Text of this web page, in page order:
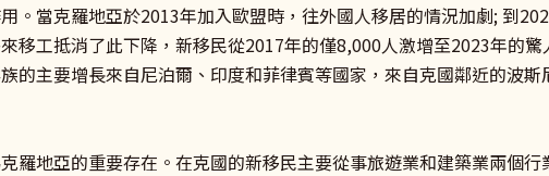
。當克羅地亞於2013年加入歐盟時，往外國人移居的情況加劇; 到
移工抵消了此下降，新移民從2017年的僅8,000人激增至2023年的
的主要增長來自尼泊爾、印度和菲律賓等國家，來自克國鄰近的波
羅地亞的重要存在。在克國的新移民主要從事旅遊業和建築業兩個